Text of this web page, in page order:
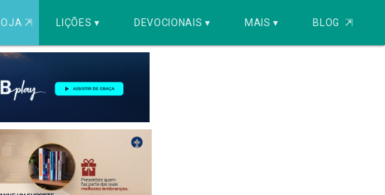
LOJA ⇱ LIÇÕES ▾ DEVOCIONAIS ▾ MAIS ▾ BLOG ⇱